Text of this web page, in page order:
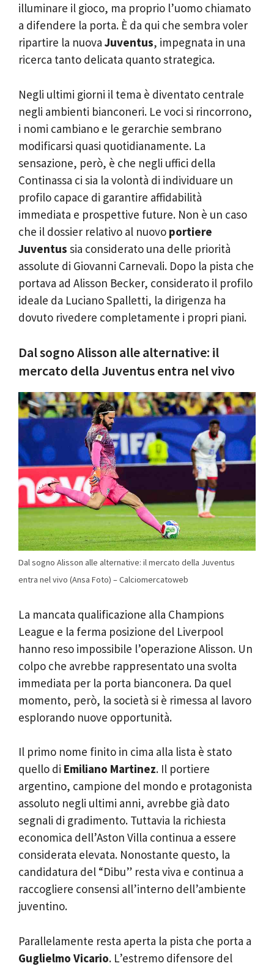
illuminare il gioco, ma proprio l’uomo chiamato
a difendere la porta. È da qui che sembra voler
ripartire la nuova Juventus, impegnata in una
ricerca tanto delicata quanto strategica.
Negli ultimi giorni il tema è diventato centrale
negli ambienti bianconeri. Le voci si rincorrono,
i nomi cambiano e le gerarchie sembrano
modificarsi quasi quotidianamente. La
sensazione, però, è che negli uffici della
Continassa ci sia la volontà di individuare un
profilo capace di garantire affidabilità
immediata e prospettive future. Non è un caso
che il dossier relativo al nuovo portiere
Juventus sia considerato una delle priorità
assolute di Giovanni Carnevali. Dopo la pista che
portava ad Alisson Becker, considerato il profilo
ideale da Luciano Spalletti, la dirigenza ha
dovuto rivedere completamente i propri piani.
Dal sogno Alisson alle alternative: il
mercato della Juventus entra nel vivo
Dal sogno Alisson alle alternative: il mercato della Juventus
entra nel vivo (Ansa Foto) – Calciomercatoweb
La mancata qualificazione alla Champions
League e la ferma posizione del Liverpool
hanno reso impossibile l’operazione Alisson. Un
colpo che avrebbe rappresentato una svolta
immediata per la porta bianconera. Da quel
momento, però, la società si è rimessa al lavoro
esplorando nuove opportunità.
Il primo nome finito in cima alla lista è stato
quello di Emiliano Martinez. Il portiere
argentino, campione del mondo e protagonista
assoluto negli ultimi anni, avrebbe già dato
segnali di gradimento. Tuttavia la richiesta
economica dell’Aston Villa continua a essere
considerata elevata. Nonostante questo, la
candidatura del “Dibu” resta viva e continua a
raccogliere consensi all’interno dell’ambiente
juventino.
Parallelamente resta aperta la pista che porta a
Guglielmo Vicario. L’estremo difensore del